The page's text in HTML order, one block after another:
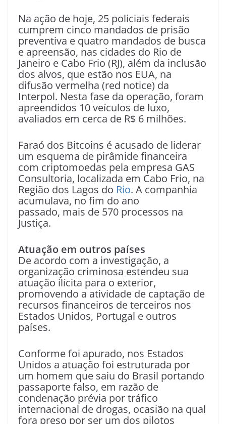
Na ação de hoje, 25 policiais federais
cumprem cinco mandados de prisão
preventiva e quatro mandados de busca
e apreensão, nas cidades do Rio de
Janeiro e Cabo Frio (RJ), além da inclusão
dos alvos, que estão nos EUA, na
difusão vermelha (red notice) da
Interpol. Nesta fase da operação, foram
apreendidos 10 veículos de luxo,
avaliados em cerca de R$ 6 milhões.
Faraó dos Bitcoins é acusado de liderar
um esquema de pirâmide financeira
com criptomoedas pela empresa GAS
Consultoria, localizada em Cabo Frio, na
Região dos Lagos do Rio. A companhia
acumulava, no fim do ano
passado, mais de 570 processos na
Justiça.
Atuação em outros países
De acordo com a investigação, a
organização criminosa estendeu sua
atuação ilícita para o exterior,
promovendo a atividade de captação de
recursos financeiros de terceiros nos
Estados Unidos, Portugal e outros
países.
Conforme foi apurado, nos Estados
Unidos a atuação foi estruturada por
um homem que saiu do Brasil portando
passaporte falso, em razão de
condenação prévia por tráfico
internacional de drogas, ocasião na qual
fora preso por ser um dos pilotos